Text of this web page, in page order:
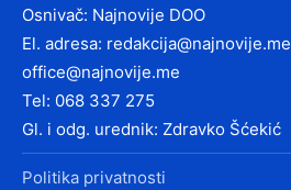
Osnivač: Najnovije DOO
El. adresa: redakcija@najnovije.me
office@najnovije.me
Tel: 068 337 275
Gl. i odg. urednik: Zdravko Šćekić
Politika privatnosti